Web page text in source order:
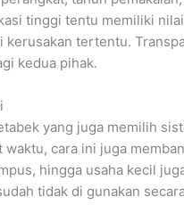
tinggi tentu memiliki
kerusakan tertentu.
kedua pihak.
yang juga memilih
cara ini juga
hingga usaha kecil
tidak di gunakan